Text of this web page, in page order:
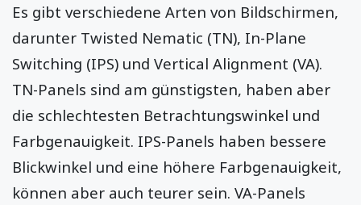
Es gibt verschiedene Arten von Bildschirmen,
darunter Twisted Nematic (TN), In-Plane
Switching (IPS) und Vertical Alignment (VA).
TN-Panels sind am günstigsten, haben aber
die schlechtesten Betrachtungswinkel und
Farbgenauigkeit. IPS-Panels haben bessere
Blickwinkel und eine höhere Farbgenauigkeit,
können aber auch teurer sein. VA-Panels